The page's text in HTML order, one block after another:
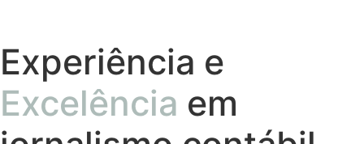
Experiência e
Excelência em